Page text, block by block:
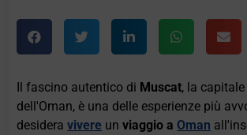
Il fascino autentico di Muscat, la
dell'Oman, è una delle esperienze più
desideravivere unviaggio a Oman